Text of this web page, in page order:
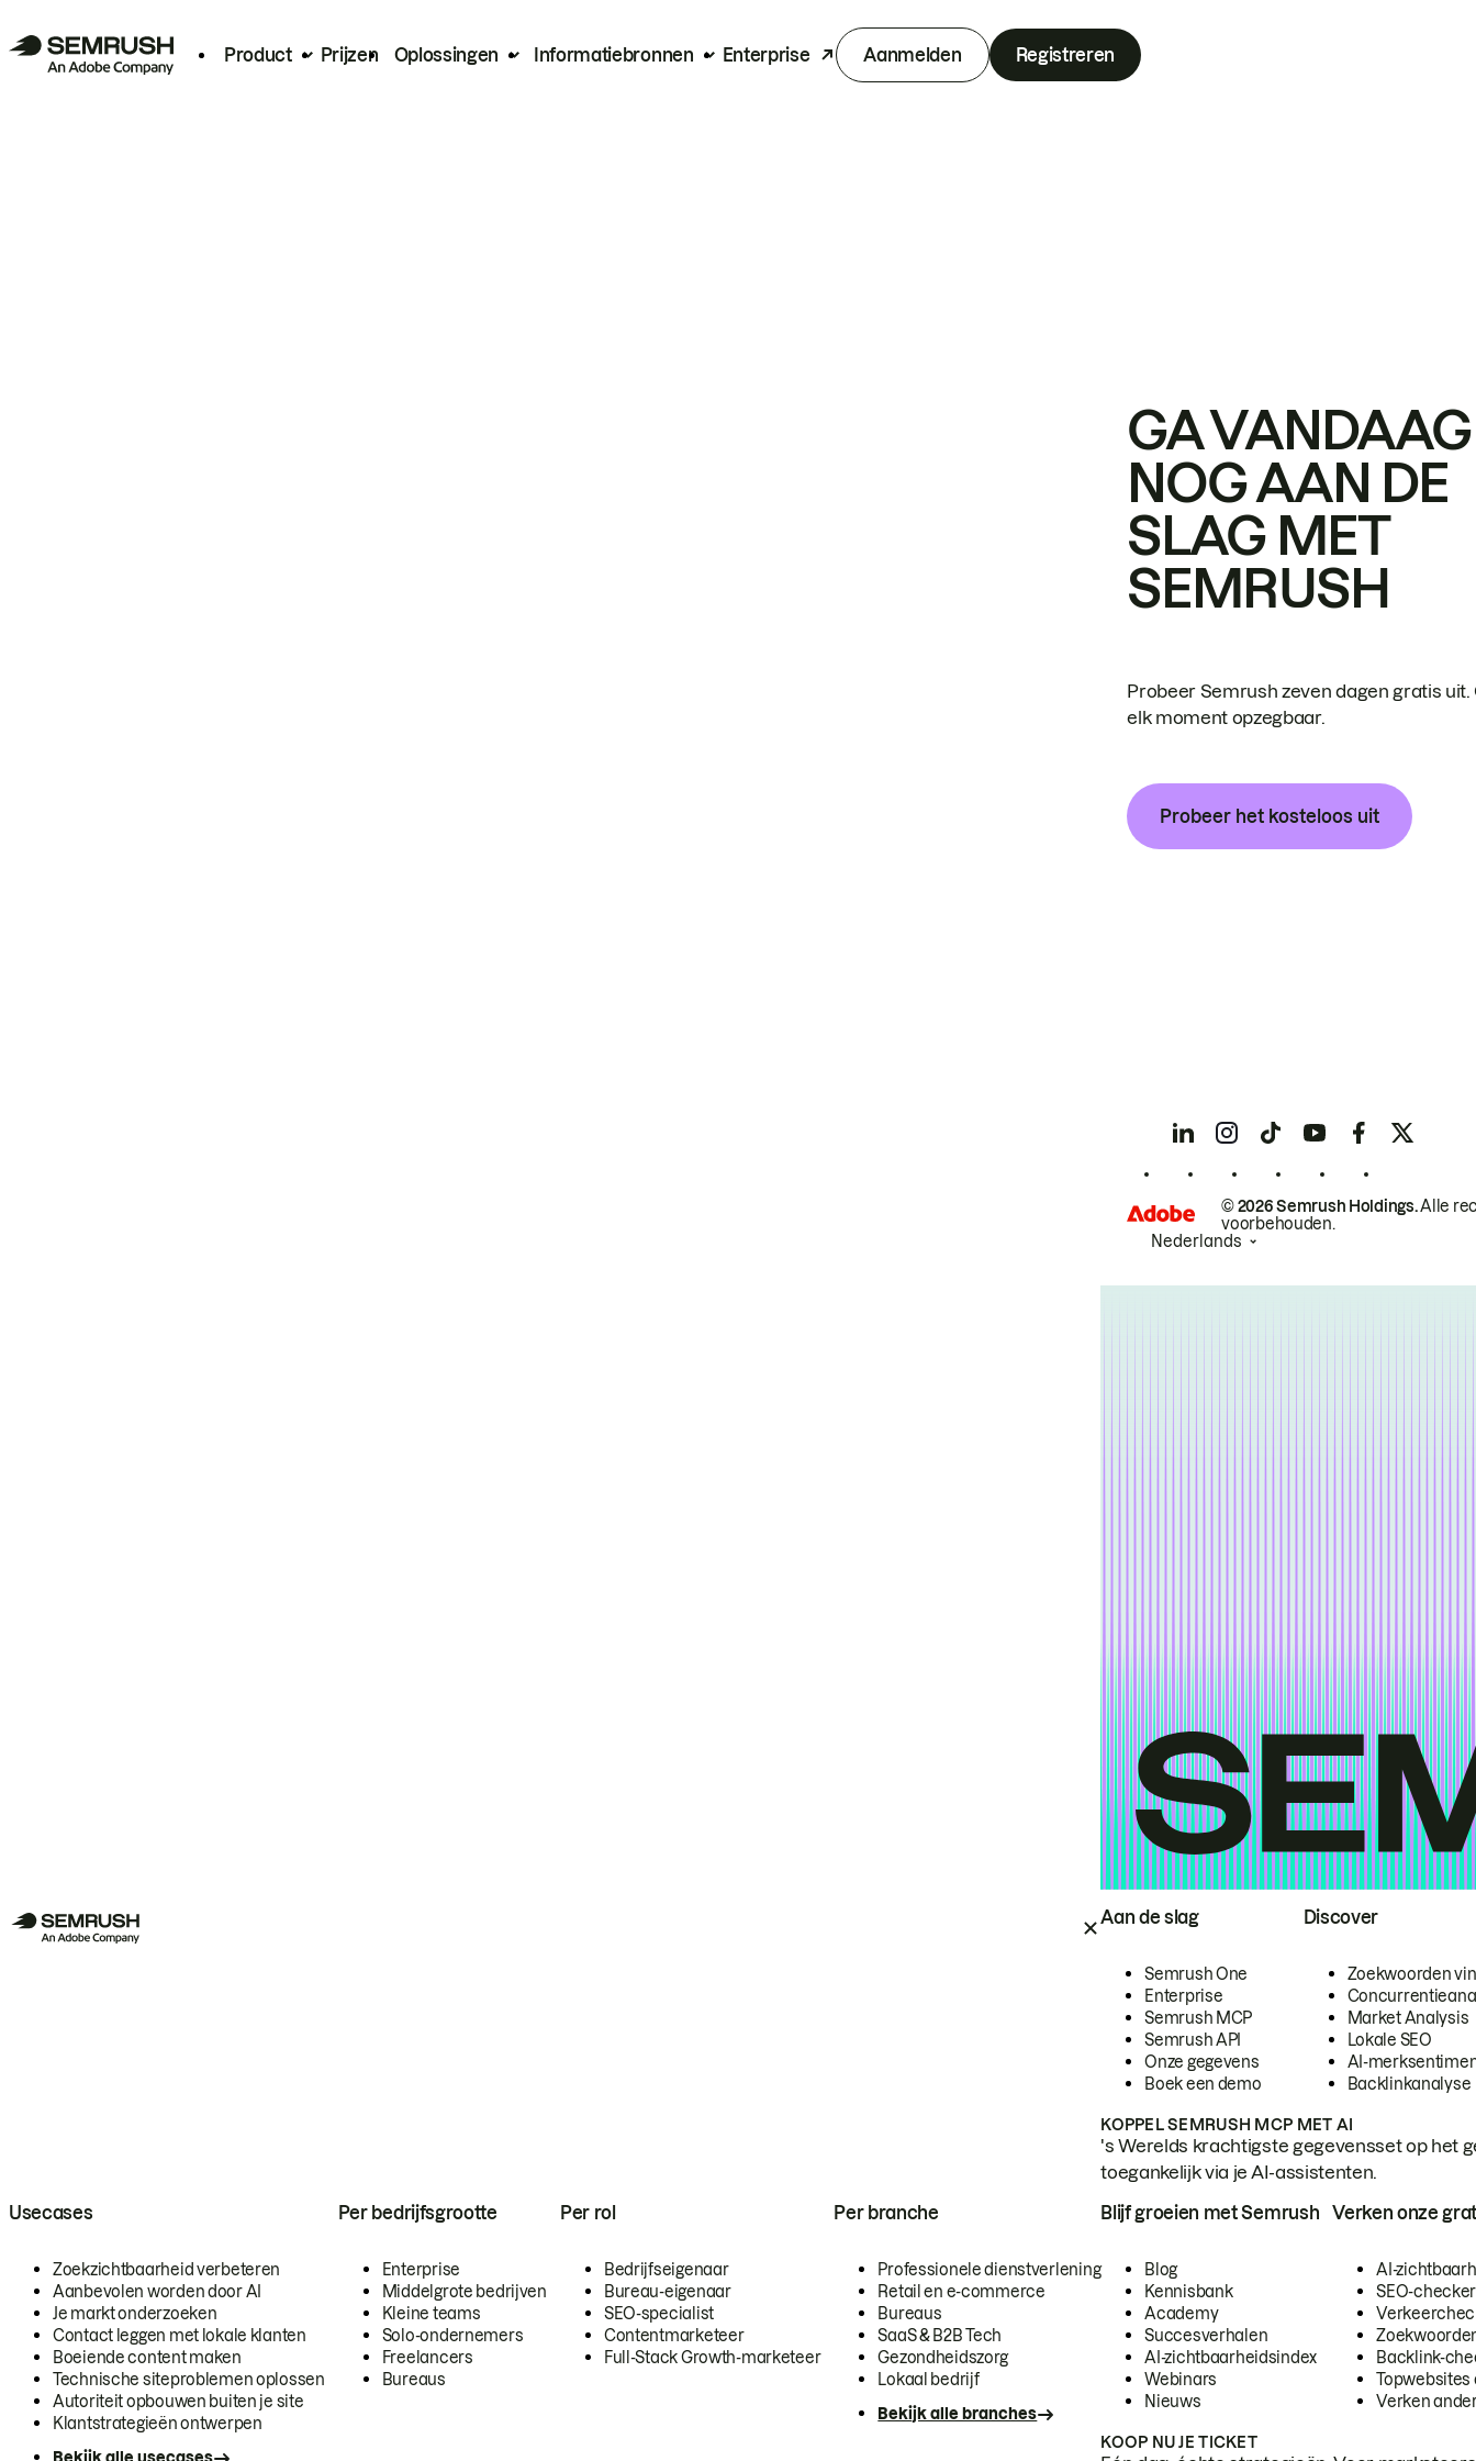
Product Prijzen Oplossingen Informatiebronnen Enterprise Aanmelden Registreren
Aan de slag
Semrush One
Enterprise
Semrush MCP
Semrush API
Onze gegevens
Boek een demo
Discover
Zoekwoorden
Market Analysis
Lokale SEO
AI-
Backlinkanalyse
KOPPEL SEMRUSH MCP MET AI
's Werelds krachtigste gegevensset op het
toegankelijk via je AI-assistenten.
Usecases
Zoekzichtbaarheid verbeteren
Aanbevolen worden door AI
Je markt onderzoeken
Contact leggen met lokale klanten
Boeiende content maken
Technische siteproblemen oplossen
Autoriteit opbouwen buiten je site
Klantstrategieën ontwerpen
Per bedrijfsgrootte
Enterprise
Middelgrote bedrijven
Kleine teams
Solo-ondernemers
Freelancers
Bureaus
Per rol
Bedrijfseigenaar
Bureau-eigenaar
SEO-specialist
Contentmarketeer
Full-Stack Growth-marketeer
Per branche
Professionele dienstverlening
Retail en e-commerce
Bureaus
SaaS & B2B Tech
Gezondheidszorg
Lokaal bedrijf
Bekijk alle branches
Blijf groeien met Semrush
Blog
Kennisbank
Academy
Succesverhalen
AI-zichtbaarheidsindex
Webinars
Nieuws
Verken onze
AI-
SEO-checker
Backlink-
Topwebsites
Verken
KOOP NU JE TICKET
GA VANDAAG
NOG AAN DE
SLAG MET
SEMRUSH
Probeer Semrush zeven dagen gratis uit.
elk moment opzegbaar.
Probeer het kosteloos uit
© 2026 Semrush Holdings.Alle
voorbehouden.
Nederlands